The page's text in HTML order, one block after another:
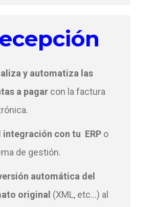
y automatiza las
a pagar con la factura
integración con tu ERP o
de gestión.
automática del
original (XML, etc...) al